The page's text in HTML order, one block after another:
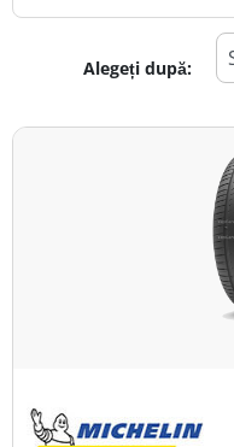
Toate tipurile (6)
Tip autovehicul
Alegeți după: